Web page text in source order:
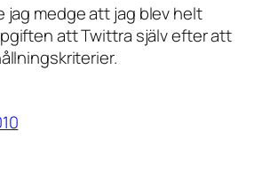
jag medge att jag blev helt
att Twittra själv efter att